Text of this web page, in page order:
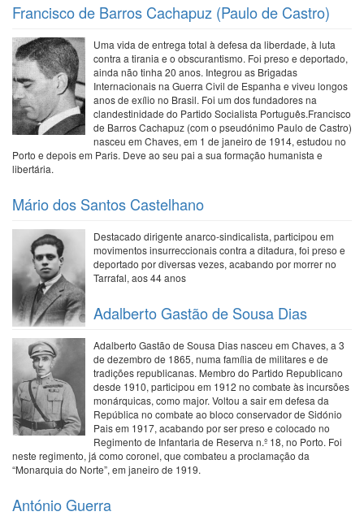
Francisco de Barros Cachapuz (Paulo de Castro)
Uma vida de entrega total à defesa da liberdade, à luta
contra a tirania e o obscurantismo. Foi preso e deportado,
ainda não tinha 20 anos. Integrou as Brigadas
Internacionais na Guerra Civil de Espanha e viveu longos
anos de exílio no Brasil. Foi um dos fundadores na
clandestinidade do Partido Socialista Português.Francisco
de Barros Cachapuz (com o pseudónimo Paulo de Castro)
nasceu em Chaves, em 1 de janeiro de 1914, estudou no
Porto e depois em Paris. Deve ao seu pai a sua formação humanista e
libertária.
Mário dos Santos Castelhano
Destacado dirigente anarco-sindicalista, participou em
movimentos insurreccionais contra a ditadura, foi preso e
deportado por diversas vezes, acabando por morrer no
Tarrafal, aos 44 anos
Adalberto Gastão de Sousa Dias
Adalberto Gastão de Sousa Dias nasceu em Chaves, a 3
de dezembro de 1865, numa família de militares e de
tradições republicanas. Membro do Partido Republicano
desde 1910, participou em 1912 no combate às incursões
monárquicas, como major. Voltou a sair em defesa da
República no combate ao bloco conservador de Sidónio
Pais em 1917, acabando por ser preso e colocado no
Regimento de Infantaria de Reserva n.º 18, no Porto. Foi
neste regimento, já como coronel, que combateu a proclamação da
“Monarquia do Norte”, em janeiro de 1919.
António Guerra